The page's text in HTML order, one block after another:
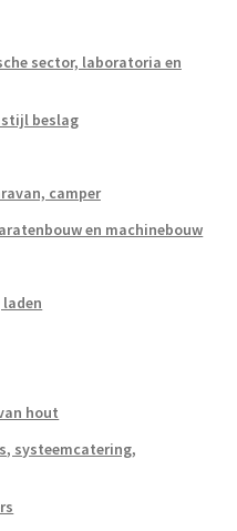
sector, laboratoria en
beslag
camper
en machinebouw
hout
systeemcatering,